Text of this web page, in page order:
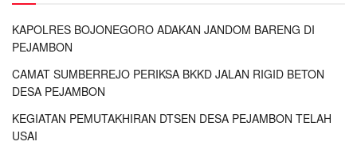
KAPOLRES BOJONEGORO ADAKAN JANDOM BARENG DI
PEJAMBON
CAMAT SUMBERREJO PERIKSA BKKD JALAN RIGID BETON
DESA PEJAMBON
KEGIATAN PEMUTAKHIRAN DTSEN DESA PEJAMBON TELAH
USAI